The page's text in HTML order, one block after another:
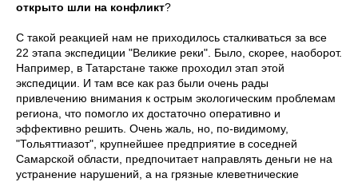
открыто шли на конфликт?
С такой реакцией нам не приходилось сталкиваться за все
22 этапа экспедиции "Великие реки". Было, скорее, наоборот.
Например, в Татарстане также проходил этап этой
экспедиции. И там все как раз были очень рады
привлечению внимания к острым экологическим проблемам
региона, что помогло их достаточно оперативно и
эффективно решить. Очень жаль, но, по-видимому,
"Тольяттиазот", крупнейшее предприятие в соседней
Самарской области, предпочитает направлять деньги не на
устранение нарушений, а на грязные клеветнические